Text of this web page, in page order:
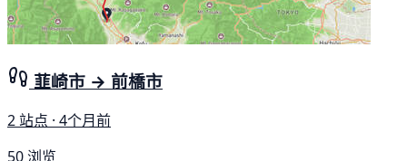
韮崎市 → 前橋市
2 站点 · 4个月前
50 浏览